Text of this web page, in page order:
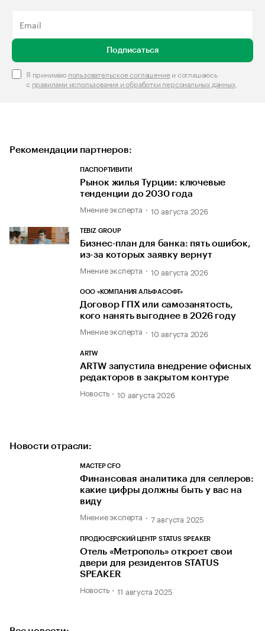
Подписаться
Я принимаю пользовательское соглашениеи соглашаюсь
с правилами использования и обработки персональных данных.
Рекомендации партнеров:
ПАСПОРТИВИТИ
Рынок жилья Турции: ключевые
тенденции до 2030 года
Мнение эксперта 10 августа 2026
TEBIZ GROUP
Бизнес-план для банка: пять ошибок,
из-за которых заявку вернут
Мнение эксперта 10 августа 2026
ООО «КОМПАНИЯ АЛЬФАСОФТ»
Договор ГПХ или самозанятость,
кого нанять выгоднее в 2026 году
Мнение эксперта 10 августа 2026
ARTW
ARTW запустила внедрение офисных
редакторов в закрытом контуре
Новость 10 августа 2026
Новости отрасли:
МАСТЕР CFO
Финансовая аналитика для селлеров:
какие цифры должны быть у вас на
виду
Мнение эксперта 7 августа 2025
ПРОДЮСЕРСКИЙ ЦЕНТР STATUS SPEAKER
Отель «Метрополь» откроет свои
двери для резидентов STATUS
SPEAKER
Новость 11 августа 2025